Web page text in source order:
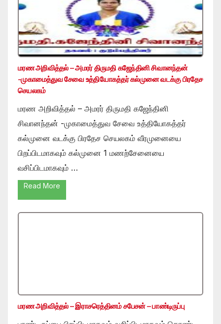
மரண அறிவித்தல் – அமரர் திருமதி கஜேந்தினி சிவானந்தன்
-முகாமைத்துவ சேவை உத்தியோகத்தர் கல்முனை வடக்கு பிரதேச
செயலகம்
மரண அறிவித்தல் – அமரர் திருமதி கஜேந்தினி
சிவானந்தன் -முகாமைத்துவ சேவை உத்தியோகத்தர்
கல்முனை வடக்கு பிரதேச செயலகம் வீரமுனையை
பிறப்பிடமாகவும் கல்முனை 1 மணற்சேனையை
வசிப்பிடமாகவும் …
Read More
மரண அறிவித்தல் – இராசரெத்தினம் சபேசன் – பாண்டிருப்பு